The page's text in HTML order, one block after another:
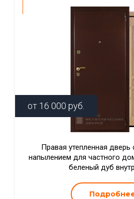
от 16 000 руб.
Правая утепленная
напылением для частного
беленый дуб